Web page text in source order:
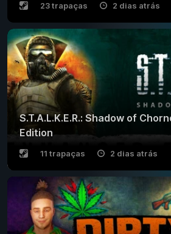
23 trapaças 2 dias atrás
S.T.A.L.K.E.R.: Shadow of
Edition
11 trapaças 2 dias atrás